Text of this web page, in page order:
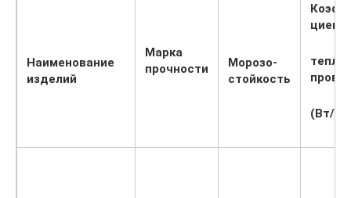
Наименование
изделий
Марка
прочности
Морозо-
стойкость
циент
тепло-
(Вт/м